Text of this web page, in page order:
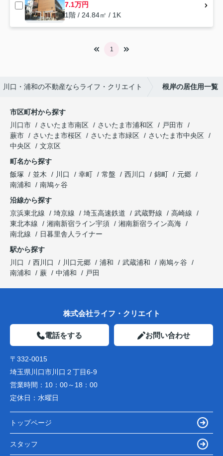
7.1万円
1階 / 24.84㎡ / 1K
1
川口・浦和の不動産ならライフ・クリエイト 根岸の居住用一覧
市区町村から探す
川口市
さいたま市南区 さいたま市浦和区
戸田市
蕨市
さいたま市桜区 さいたま市緑区
さいたま市中央区
中央区
文京区
町名から探す
飯塚
並木 川口 幸町 常盤 西川口 錦町
元郷
南浦和
南鳩ヶ谷
沿線から探す
京浜東北線
埼京線 埼玉高速鉄道 武蔵野線
高崎線
東北本線
湘南新宿ライン宇須
湘南新宿ライン高海
南北線
日暮里舎人ライナー
駅から探す
川口
西川口 川口元郷 浦和 武蔵浦和
南鳩ヶ谷
南浦和
蕨 中浦和 戸田
株式会社ライフ・クリエイト
電話をする お問い合わせ
〒332-0015
埼玉県川口市川口２丁目6-9
営業時間： 10：00～18：00
定休日： 水曜日
トップページ
スタッフ